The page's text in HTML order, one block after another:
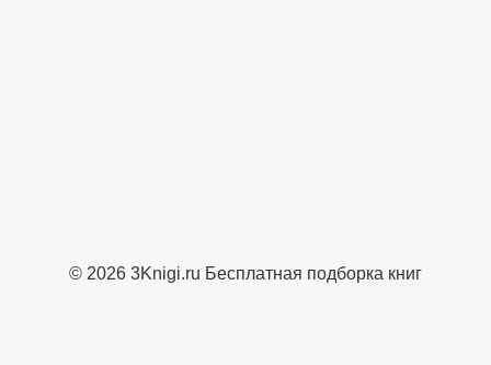
© 2026 3Knigi.ru Бесплатная подборка книг